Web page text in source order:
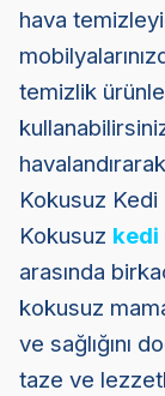
hava
temizlik
Kokusuz Kedi
Kokusuz kedi
arasında
kokusuz
ve sağlığını
taze ve lezzetli